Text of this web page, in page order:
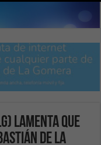
lamenta que
de La